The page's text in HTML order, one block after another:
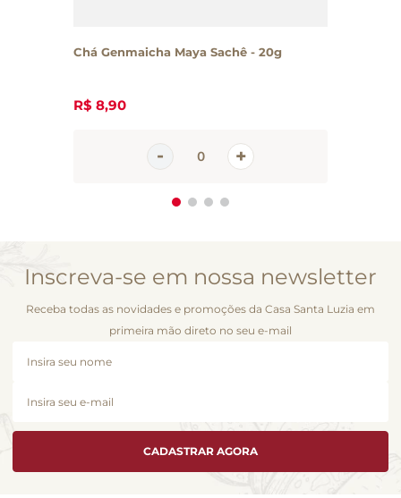
Chá Genmaicha Maya Sachê - 20g
R$ 8,90
Inscreva-se em nossa newsletter
Receba todas as novidades e promoções da Casa Santa Luzia em
primeira mão direto no seu e-mail
CADASTRAR AGORA